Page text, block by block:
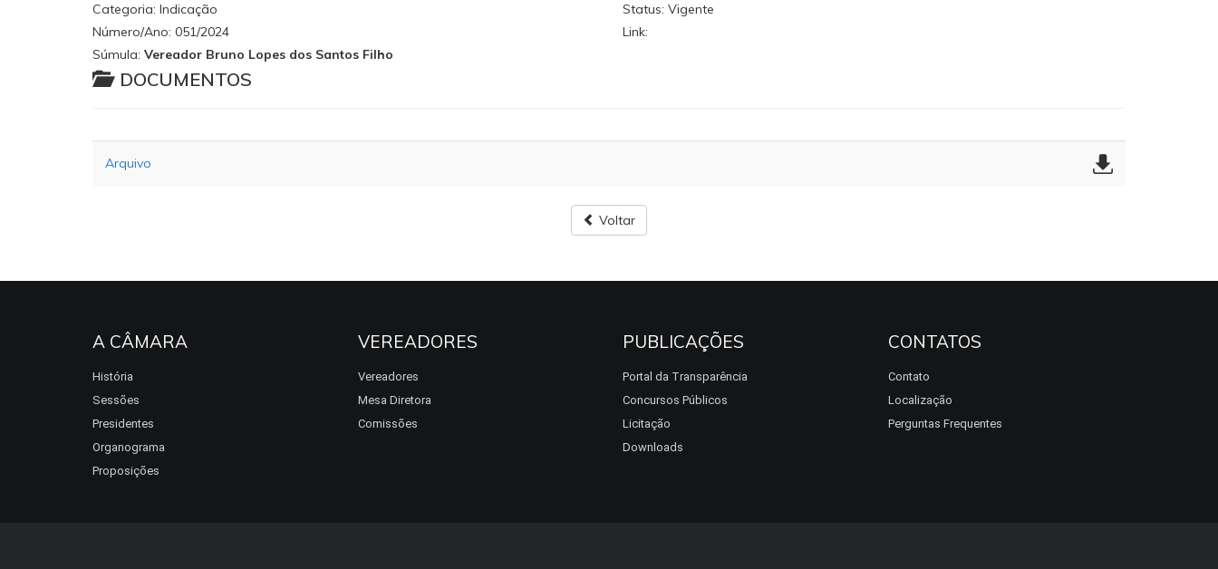
Categoria: Indicação Status: Vigente
Número/Ano: 051/2024
Link:
Súmula: Vereador Bruno Lopes dos Santos Filho
DOCUMENTOS
Arquivo
Voltar
A CÂMARA
História
Sessões
Presidentes
Organograma
Proposições
VEREADORES
Vereadores
Mesa Diretora
Comissões
PUBLICAÇÕES
Portal da Transparência
Concursos Públicos
Licitação
Downloads
CONTATOS
Contato
Localização
Perguntas Frequentes